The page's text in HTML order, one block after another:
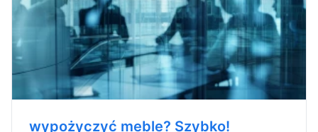
wypożyczyć meble? Szybko!